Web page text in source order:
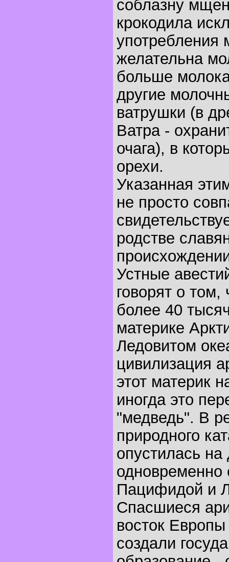
соблазну
крокодила
употребления
желательна
больше
другие
ватрушки (в
Ватра -
очага), в
орехи.
Указанная
не просто
родстве
Устные
говорят о том,
более 40
материке
Ледовитом
цивилизация
этот материк
иногда это
"медведь". В
природного
опустилась на
одновременно
Пацифидой и
Спасшиеся
восток
создали